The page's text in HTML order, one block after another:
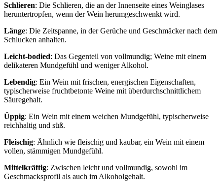
Schlieren: Die Schlieren, die an der Innenseite eines Weinglases
heruntertropfen, wenn der Wein herumgeschwenkt wird.
Länge: Die Zeitspanne, in der Gerüche und Geschmäcker nach dem
Schlucken anhalten.
Leicht-bodied: Das Gegenteil von vollmundig; Weine mit einem
delikateren Mundgefühl und weniger Alkohol.
Lebendig: Ein Wein mit frischen, energischen Eigenschaften,
typischerweise fruchtbetonte Weine mit überdurchschnittlichem
Säuregehalt.
Üppig: Ein Wein mit einem weichen Mundgefühl, typischerweise
reichhaltig und süß.
Fleischig: Ähnlich wie fleischig und kaubar, ein Wein mit einem
vollen, stämmigen Mundgefühl.
Mittelkräftig: Zwischen leicht und vollmundig, sowohl im
Geschmacksprofil als auch im Alkoholgehalt.